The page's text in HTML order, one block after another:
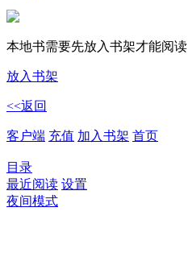
本地书需要先放入书架才能阅读
放入书架
<<返回
客户端 充值 加入书架 首页
目录
最近阅读 设置
夜间模式